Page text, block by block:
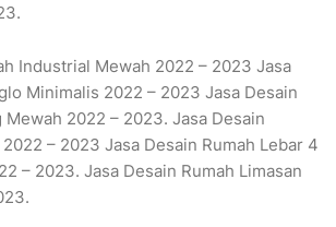
Industrial Mewah 2022 – 2023 Jasa
Minimalis 2022 – 2023 Jasa Desain
Mewah 2022 – 2023. Jasa Desain
– 2023 Jasa Desain Rumah Lebar 4
– 2023. Jasa Desain Rumah Limasan